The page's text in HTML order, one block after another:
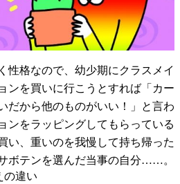
性格なので、幼少期にクラスメイ
ンを買いに行こうとすれば「カー
だから他のものがいい！」と言わ
ンをラッピングしてもらっている
い、重いのを我慢して持ち帰った
ボテンを選んだ当事の自分……。
の違い